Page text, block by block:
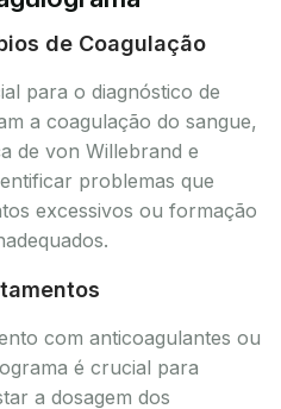
de Coagulação
para o diagnóstico de
a coagulação do sangue,
de von Willebrand e
problemas que
excessivos ou formação
com anticoagulantes ou
é crucial para
a dosagem dos